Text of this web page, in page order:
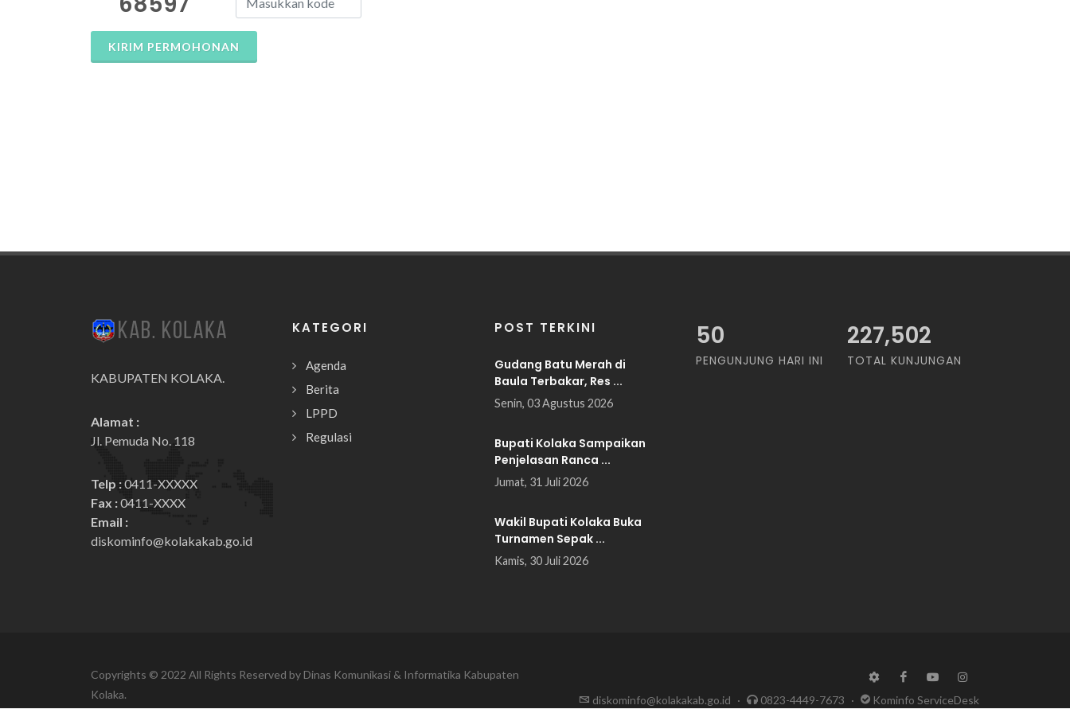
KIRIM PERMOHONAN
KABUPATEN KOLAKA.
Alamat :
Jl. Pemuda No. 118
Telp :0411-XXXXX
Fax :0411-XXXX
Email :
diskominfo@kolakakab.go.id
KATEGORI
Agenda
Berita
LPPD
Regulasi
POST TERKINI
Gudang Batu Merah di
Baula Terbakar, Res ...
Senin, 03 Agustus 2026
Bupati Kolaka Sampaikan
Penjelasan Ranca ...
Jumat, 31 Juli 2026
Wakil Bupati Kolaka Buka
Turnamen Sepak ...
Kamis, 30 Juli 2026
57
PENGUNJUNG HARI INI
227,502
TOTAL KUNJUNGAN
Copyrights © 2022 All Rights Reserved by Dinas Komunikasi & Informatika Kabupaten
Kolaka.
diskominfo@kolakakab.go.id · 0823-4449-7673 · Kominfo ServiceDesk